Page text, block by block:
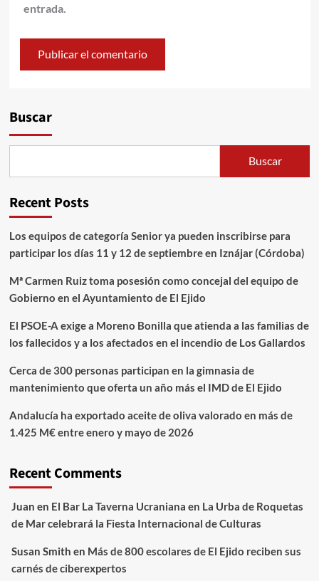
entrada.
Buscar
Buscar
Recent Posts
Los equipos de categoría Senior ya pueden inscribirse para
participar los días 11 y 12 de septiembre en Iznájar (Córdoba)
Mª Carmen Ruiz toma posesión como concejal del equipo de
Gobierno en el Ayuntamiento de El Ejido
El PSOE-A exige a Moreno Bonilla que atienda a las familias de
los fallecidos y a los afectados en el incendio de Los Gallardos
Cerca de 300 personas participan en la gimnasia de
mantenimiento que oferta un año más el IMD de El Ejido
Andalucía ha exportado aceite de oliva valorado en más de
1.425 M€ entre enero y mayo de 2026
Recent Comments
Juan en El Bar La Taverna Ucraniana en La Urba de Roquetas
de Mar celebrará la Fiesta Internacional de Culturas
Susan Smith en Más de 800 escolares de El Ejido reciben sus
carnés de ciberexpertos